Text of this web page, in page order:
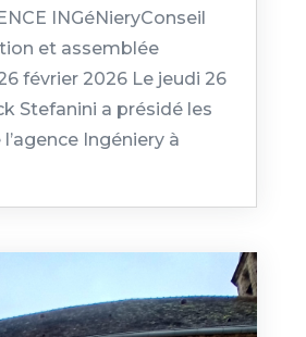
INGéNieryConseil
et assemblée
février 2026 Le jeudi 26
Stefanini a présidé les
Ingéniery à